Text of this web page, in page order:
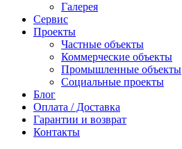
Галерея
Сервис
Проекты
Частные объекты
Коммерческие объекты
Промышленные объекты
Социальные проекты
Блог
Оплата / Доставка
Гарантии и возврат
Контакты